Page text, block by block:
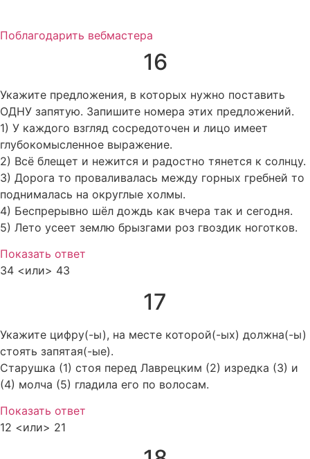
Поблагодарить вебмастера
16
Укажите предложения, в которых нужно поставить
ОДНУ запятую. Запишите номера этих предложений.
1) У каждого взгляд сосредоточен и лицо имеет
глубокомысленное выражение.
2) Всё блещет и нежится и радостно тянется к солнцу.
3) Дорога то проваливалась между горных гребней то
поднималась на округлые холмы.
4) Беспрерывно шёл дождь как вчера так и сегодня.
5) Лето усеет землю брызгами роз гвоздик ноготков.
Показать ответ
34 <или> 43
17
Укажите цифру(-ы), на месте которой(-ых) должна(-ы)
стоять запятая(-ые).
Старушка (1) стоя перед Лаврецким (2) изредка (3) и
(4) молча (5) гладила его по волосам.
Показать ответ
12 <или> 21